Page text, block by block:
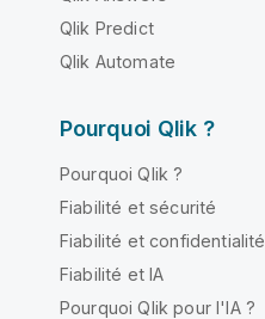
Qlik Predict
Qlik Automate
Pourquoi Qlik ?
Pourquoi Qlik ?
Fiabilité et sécurité
Fiabilité et confidentialité
Fiabilité et IA
Pourquoi Qlik pour l'IA ?